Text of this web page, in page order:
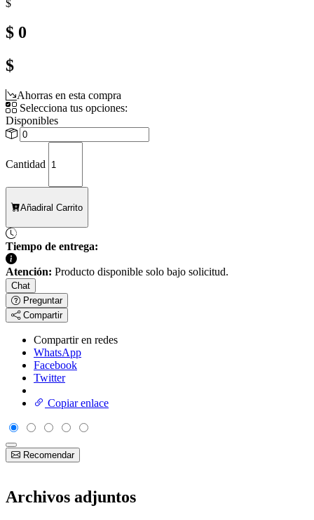
$
$ 0
$
Ahorras en esta compra
Selecciona tus opciones:
Disponibles
Cantidad
Añadiral Carrito
Tiempo de entrega:
Atención: Producto disponible solo bajo solicitud.
Chat
Preguntar
Compartir
Compartir en redes
WhatsApp
Facebook
Twitter
Copiar enlace
Recomendar
Archivos adjuntos